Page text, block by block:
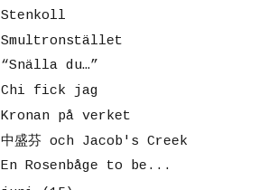
Stenkoll
Smultronstället
“Snälla du…”
Chi fick jag
Kronan på verket
中盛芬 och Jacob's Creek
En Rosenbåge to be...